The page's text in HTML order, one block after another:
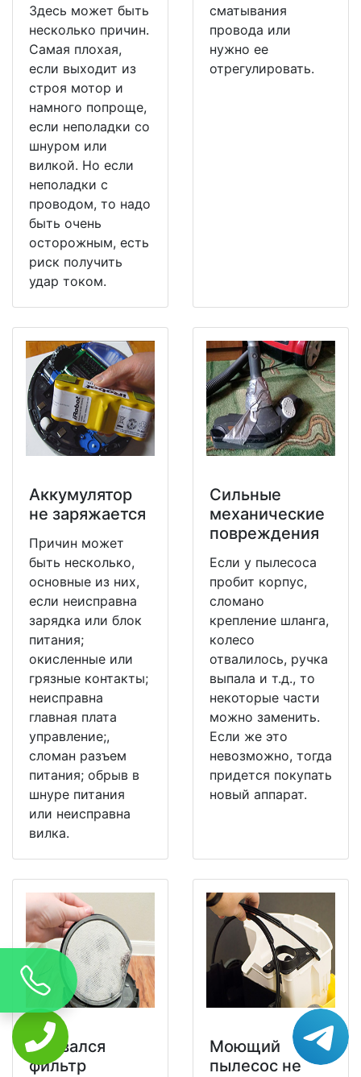
Здесь может быть
несколько причин.
Самая плохая,
если выходит из
строя мотор и
намного попроще,
если неполадки со
шнуром или
вилкой. Но если
неполадки с
проводом, то надо
быть очень
осторожным, есть
риск получить
удар током.
сматывания
провода или
нужно ее
отрегулировать.
Аккумулятор
не заряжается
Причин может
быть несколько,
основные из них,
если неисправна
зарядка или блок
питания;
окисленные или
грязные контакты;
неисправна
главная плата
управление;,
сломан разъем
питания; обрыв в
шнуре питания
или неисправна
вилка.
Сильные
механические
повреждения
Если у пылесоса
пробит корпус,
сломано
крепление шланга,
колесо
отвалилось, ручка
выпала и т.д., то
некоторые части
можно заменить.
Если же это
невозможно, тогда
придется покупать
новый аппарат.
Порвался
фильтр
Моющий
пылесос не